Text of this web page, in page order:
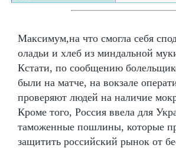
Максимум,на что смогла себя
оладьи и хлеб из миндальной
Кстати, по сообщению
были на матче, на вокзале
проверяют людей на наличие
Кроме того, Россия ввела для
таможенные пошлины, которые
защитить российский рынок от